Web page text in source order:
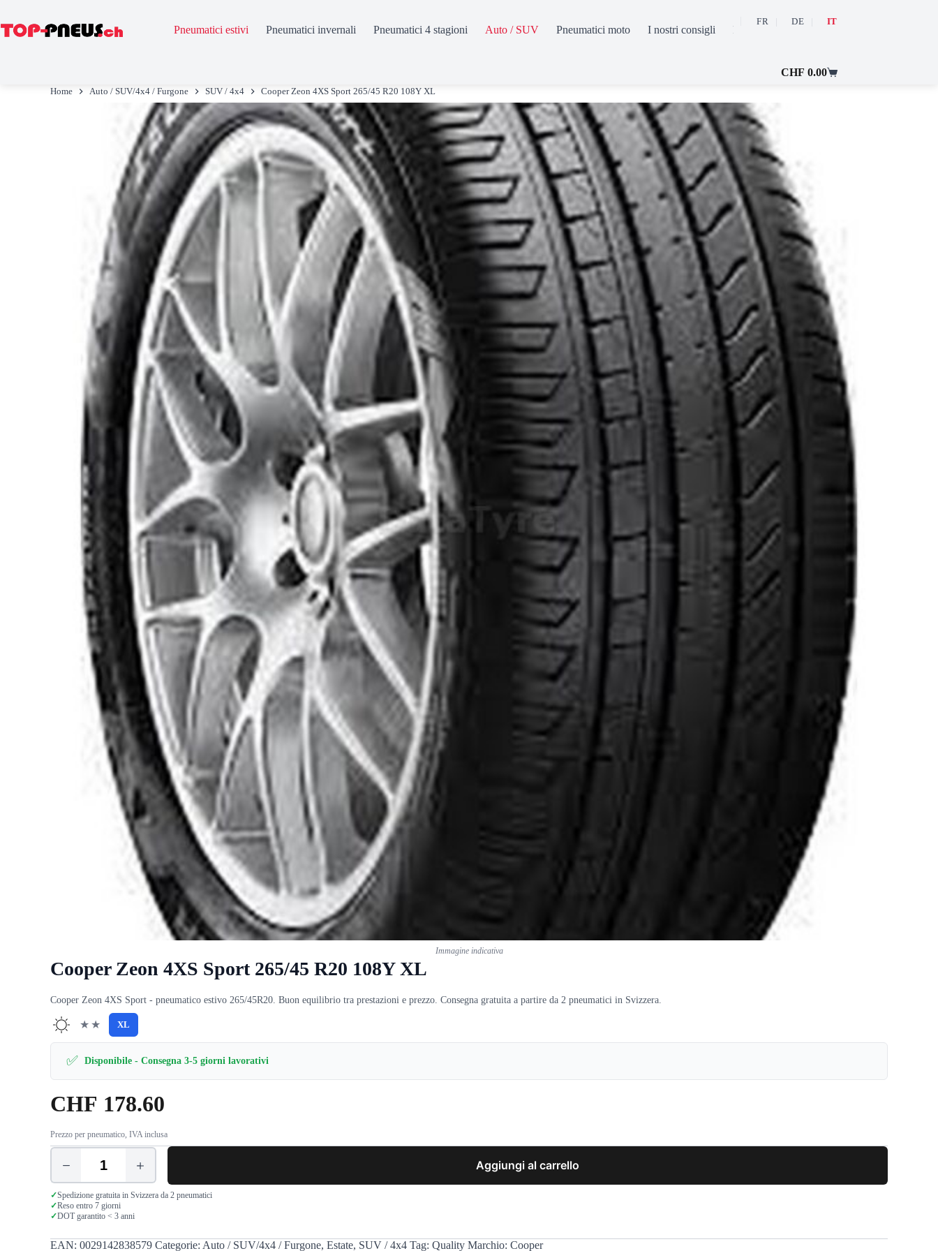
Pneumatici estivi Pneumatici invernali Pneumatici 4 stagioni Auto / SUV Pneumatici moto I nostri consigli FAQ
FR DE IT
Carrello
CHF 0.00
Home Auto / SUV/4x4 / Furgone SUV / 4x4 Cooper Zeon 4XS Sport 265/45 R20 108Y XL
Immagine indicativa
Cooper Zeon 4XS Sport 265/45 R20 108Y XL
Cooper Zeon 4XS Sport - pneumatico estivo 265/45R20. Buon equilibrio tra prestazioni e prezzo. Consegna gratuita a partire da 2 pneumatici in Svizzera.
★★ XL
✅ Disponibile - Consegna 3-5 giorni lavorativi
CHF 178.60
Prezzo per pneumatico, IVA inclusa
Cooper
Zeon
4XS
Sport
265/45
108Y
Aggiungi al carrello
✓Spedizione gratuita in Svizzera da 2 pneumatici
✓Reso entro 7 giorni
✓DOT garantito < 3 anni
EAN: 0029142838579 Categorie: Auto / SUV/4x4 / Furgone, Estate, SUV / 4x4 Tag: Quality Marchio: Cooper